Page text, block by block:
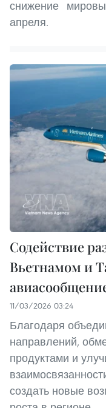
снижение
апреля.
Содействие
Вьетнамом и
11/03/2026 03:24
Благодаря
направлений,
продуктами и
создать новые